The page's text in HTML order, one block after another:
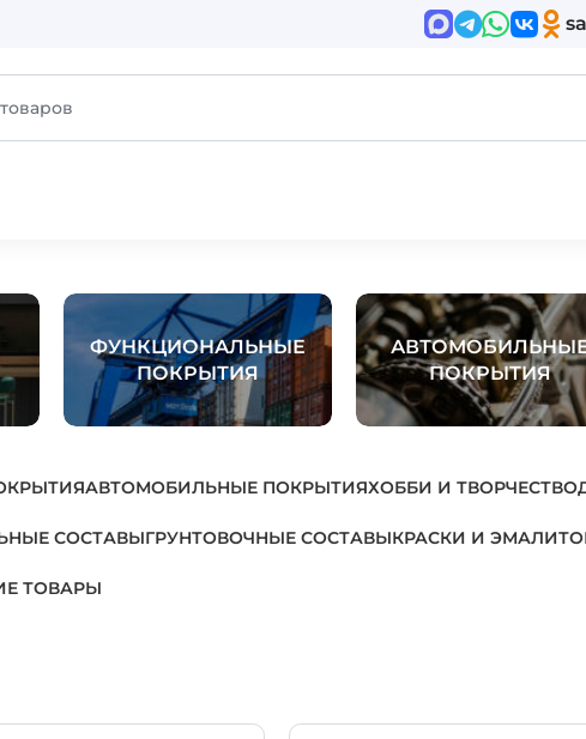
ФУНКЦИОНАЛЬНЫЕ
ПОКРЫТИЯ
ПОКРЫТИЯ
АВТОМОБИЛЬНЫЕ ПОКРЫТИЯХОББИ И ТВОРЧЕСТВО
СОСТАВЫГРУНТОВОЧНЫЕ СОСТАВЫКРАСКИ И ЭМАЛИ
ТОВАРЫ